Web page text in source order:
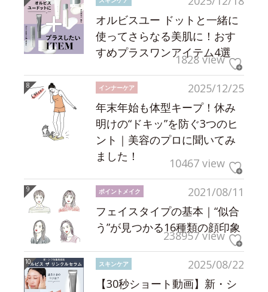
オルビスユー ドットと一緒に
使ってさらなる美肌に！おす
すめプラスワンアイテム4選
1828 view
2025/12/25
インナーケア
年末年始も体型キープ！休み
明けの“ドキッ”を防ぐ3つのヒ
ント｜美容のプロに聞いてみ
ました！
10467 view
2021/08/11
ポイントメイク
フェイスタイプの基本｜“似合
う”が見つかる16種類の顔印象
238957 view
2025/08/22
スキンケア
【30秒ショート動画】新・シ